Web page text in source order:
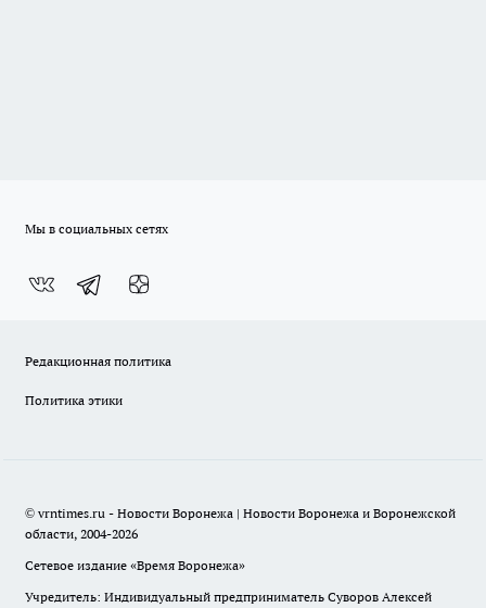
Мы в социальных сетях
Редакционная политика
Политика этики
© vrntimes.ru - Новости Воронежа | Новости Воронежа и Воронежской
области, 2004-2026
Сетевое издание «Время Воронежа»
Учредитель: Индивидуальный предприниматель Суворов Алексей